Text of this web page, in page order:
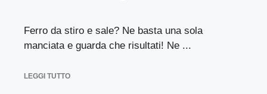
Ferro da stiro e sale? Ne basta una sola
manciata e guarda che risultati! Ne ...
LEGGI TUTTO